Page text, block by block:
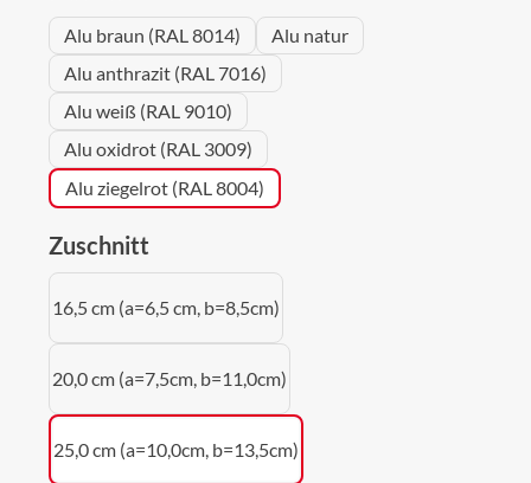
Alu braun (RAL 8014)
Alu natur
Alu anthrazit (RAL 7016)
Alu weiß (RAL 9010)
Alu oxidrot (RAL 3009)
Alu ziegelrot (RAL 8004)
Zuschnitt
16,5 cm (a=6,5 cm, b=8,5cm)
20,0 cm (a=7,5cm, b=11,0cm)
25,0 cm (a=10,0cm, b=13,5cm)